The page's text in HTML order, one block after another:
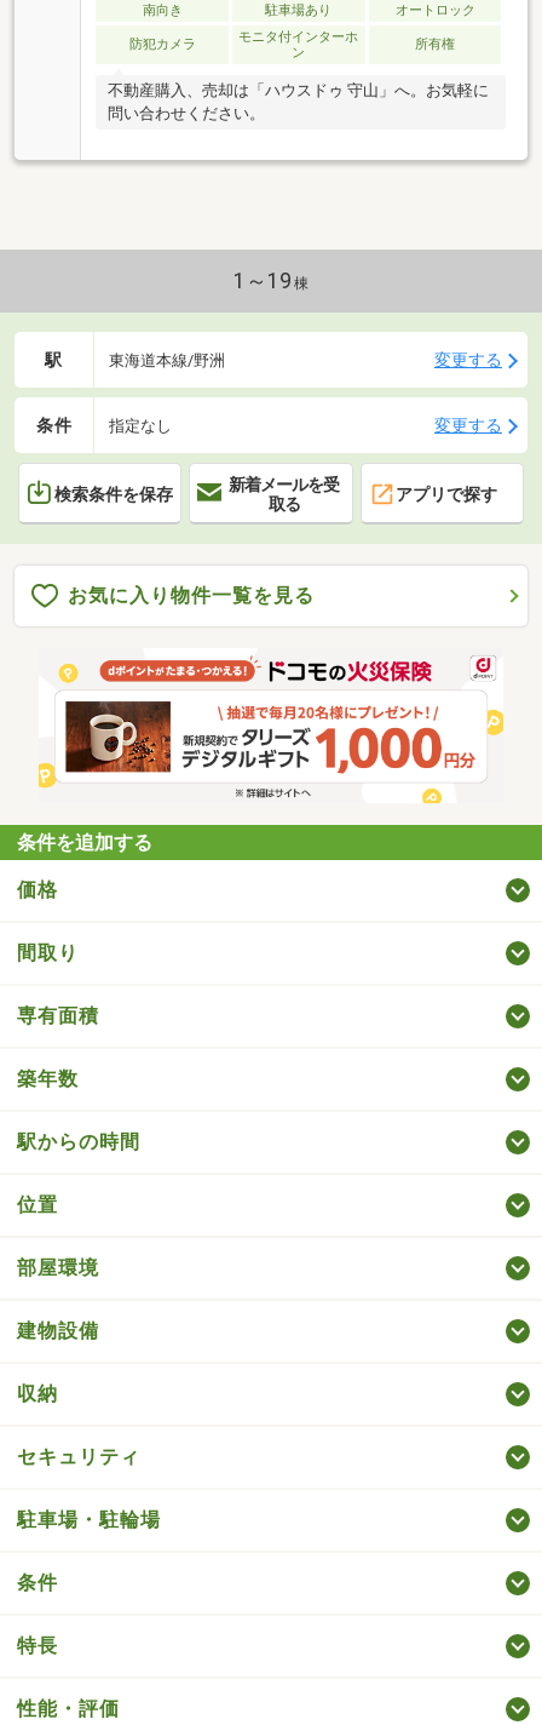
南向き 駐車場あり オートロック
防犯カメラ
モニタ付インターホ
ン
所有権
不動産購入、売却は「ハウスドゥ 守山」へ。お気軽に
問い合わせください。
1～19 棟
駅 東海道本線/野洲 変更する
条件 指定なし 変更する
検索条件を保存
新着メールを受
取る
アプリで探す
お気に入り物件一覧を見る
条件を追加する
価格
間取り
専有面積
築年数
駅からの時間
位置
部屋環境
建物設備
収納
セキュリティ
駐車場・駐輪場
条件
特長
性能・評価